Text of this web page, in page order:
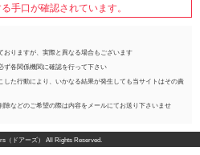
手口が確認されています。
りますが、実際と異なる場合もございます
各関係機関に確認を行って下さい
た行動により、いかなる結果が発生しても当サイトはその責
などのご希望の際は内容をメールにてお送り下さいませ
（ドアーズ） All Rights Reserved.